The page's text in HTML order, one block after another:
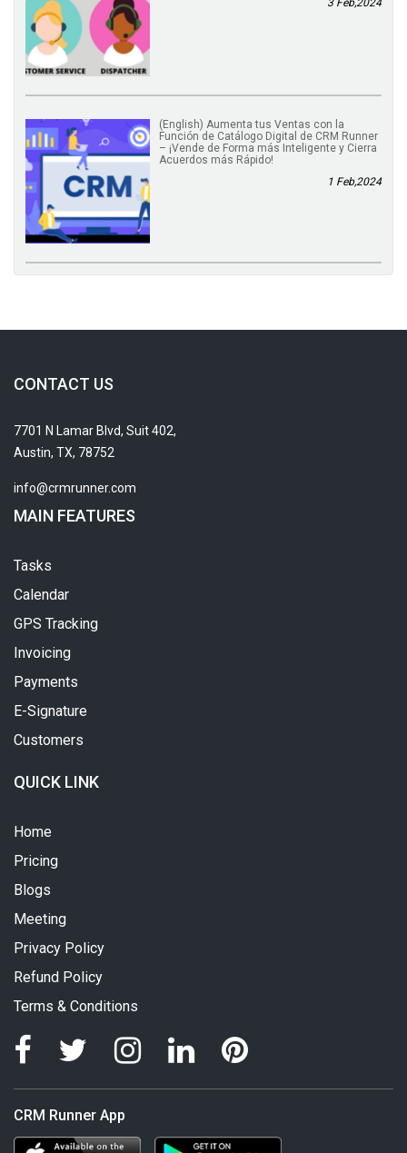
3 Feb,2024
(English) Aumenta tus Ventas con la
Función de Catálogo Digital de CRM Runner
– ¡Vende de Forma más Inteligente y Cierra
Acuerdos más Rápido!
1 Feb,2024
CONTACT US
7701 N Lamar Blvd, Suit 402,
Austin, TX, 78752
info@crmrunner.com
MAIN FEATURES
Tasks
Calendar
GPS Tracking
Invoicing
Payments
E-Signature
Customers
QUICK LINK
Home
Pricing
Blogs
Meeting
Privacy Policy
Refund Policy
Terms & Conditions
CRM Runner App